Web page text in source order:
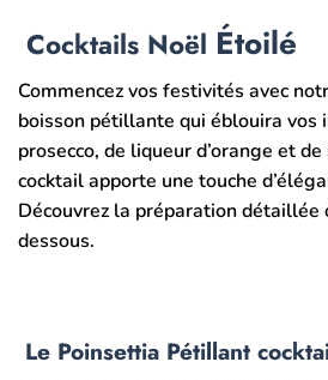
Cocktails Noël Étoilé
Commencez vos festivités avec
boisson pétillante qui éblouira vos
prosecco, de liqueur d’orange et
cocktail apporte une touche
Découvrez la préparation détaillée
dessous.
Le Poinsettia Pétillant